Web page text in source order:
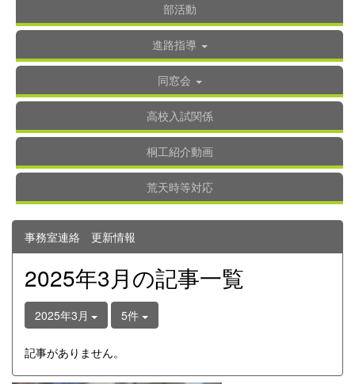
部活動
進路指導
同窓会
高校入試関係
桐工紹介動画
荒天時等対応
事務室連絡 更新情報
2025年3月の記事一覧
2025年3月 5件
記事がありません。